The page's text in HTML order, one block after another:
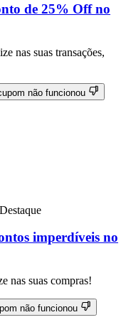
de 25% Off no
nas suas transações,
não funcionou
Destaque
imperdíveis no
nas suas compras!
não funcionou